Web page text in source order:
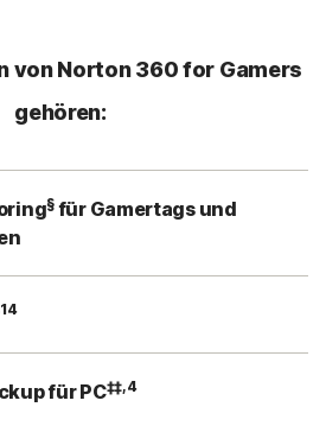
von Norton 360 for Gamers
gehören:
§ für Gamertags und
14
für PC‡‡,4